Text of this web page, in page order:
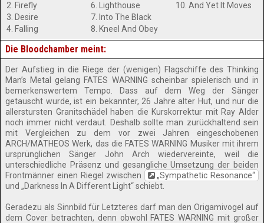
2. Firefly
3. Desire
4. Falling
6. Lighthouse
7. Into The Black
8. Kneel And Obey
10. And Yet It Moves
Die Bloodchamber meint:
Der Aufstieg in die Riege der (wenigen) Flagschiffe des Thinking
Man’s Metal gelang FATES WARNING scheinbar spielerisch und in
bemerkenswertem Tempo. Dass auf dem Weg der Sänger
getauscht wurde, ist ein bekannter, 26 Jahre alter Hut, und nur die
allerstursten Granitschädel haben die Kurskorrektur mit Ray Alder
noch immer nicht verdaut. Deshalb sollte man zurückhaltend sein
mit Vergleichen zu dem vor zwei Jahren eingeschobenen
ARCH/MATHEOS Werk, das die FATES WARNING Musiker mit ihrem
ursprünglichen Sänger John Arch wiedervereinte, weil die
unterschiedliche Präsenz und gesangliche Umsetzung der beiden
Frontmänner einen Riegel zwischen
„Sympathetic Resonance“
und „Darkness In A Different Light“ schiebt.
Geradezu als Sinnbild für Letzteres darf man den Origamivogel auf
dem Cover betrachten, denn obwohl FATES WARNING mit großer